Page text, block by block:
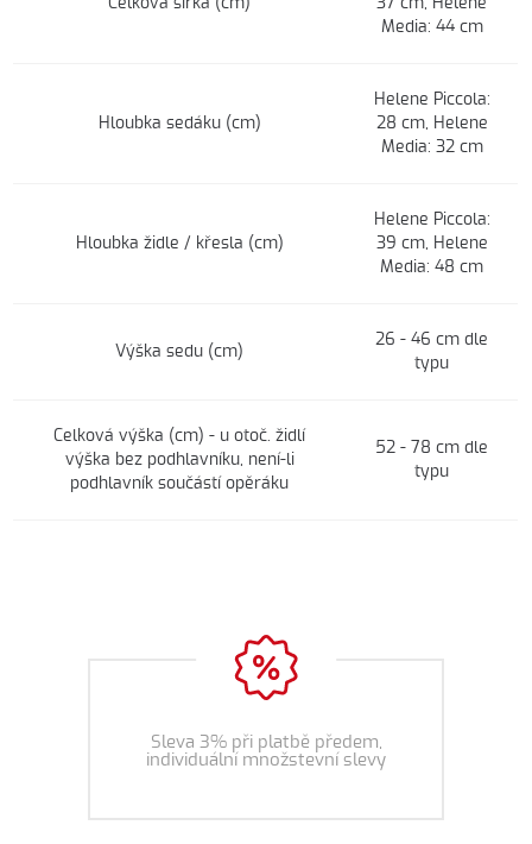
Celková šířka (cm)
37 cm, Helene
Media: 44 cm
Hloubka sedáku (cm)
Helene Piccola:
28 cm, Helene
Media: 32 cm
Hloubka židle / křesla (cm)
Helene Piccola:
39 cm, Helene
Media: 48 cm
Výška sedu (cm)
26 - 46 cm dle
typu
Celková výška (cm) - u otoč. židlí
výška bez podhlavníku, není-li
podhlavník součástí opěráku
52 - 78 cm dle
typu
Sleva 3% při platbě předem,
individuální množstevní slevy